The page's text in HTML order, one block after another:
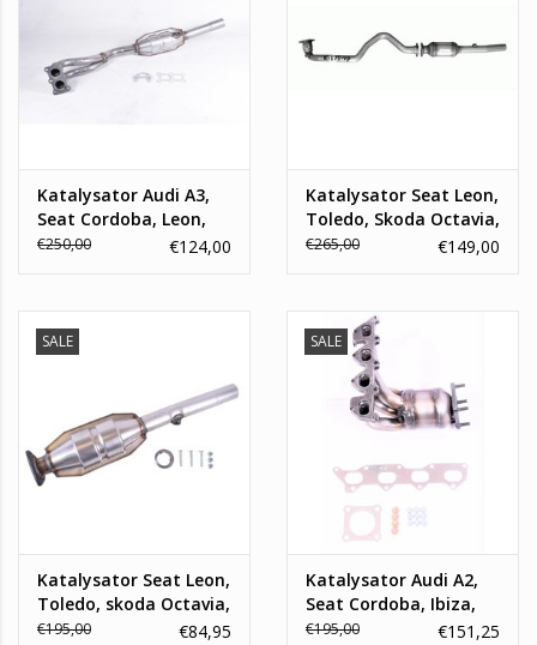
Katalysator Audi A3,
Seat Cordoba, Leon,
Skoda Octavia,
€250,00 €124,00
Katalysator Seat Leon,
Toledo, Skoda Octavia,
Volkswagen Bora, Golf
€265,00 €149,00
SALE
Katalysator Seat Leon,
Toledo, skoda Octavia,
Volkswagen Bora, Golf
€195,00 €84,95
SALE
Katalysator Audi A2,
Seat Cordoba, Ibiza,
Skoda Fabia,
€195,00 €151,25